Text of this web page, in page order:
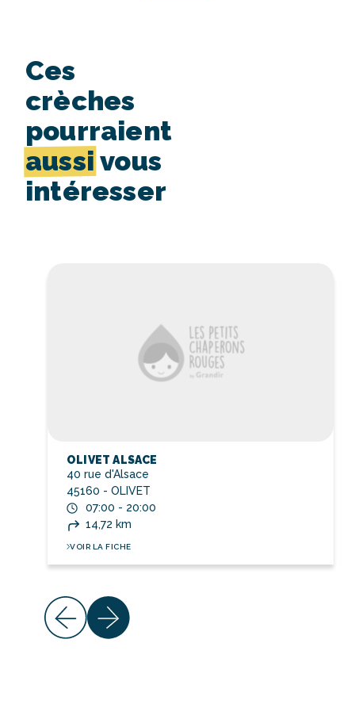
Ces
crèches
pourraient
aussi vous
intéresser
OLIVET ALSACE
40 rue d'Alsace
45160 - OLIVET
07:00 - 20:00
14,72 km
VOIR LA FICHE